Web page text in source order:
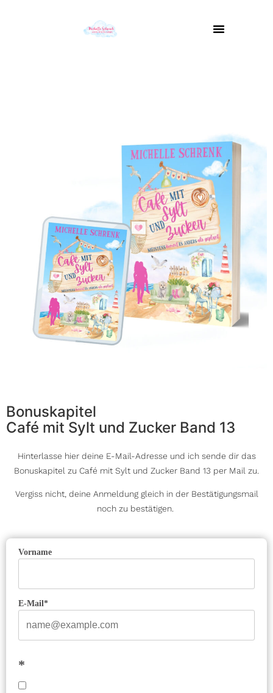
Bonuskapitel
Café mit Sylt und Zucker Band 13
Hinterlasse hier deine E-Mail-Adresse und ich sende dir das
Bonuskapitel zu Café mit Sylt und Zucker Band 13 per Mail zu.
Vergiss nicht, deine Anmeldung gleich in der Bestätigungsmail
noch zu bestätigen.
Vorname
E-Mail*
*